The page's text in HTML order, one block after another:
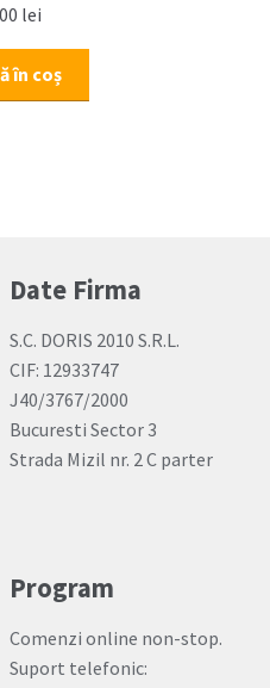
lei
în coș
Date Firma
S.C. DORIS 2010 S.R.L.
CIF: 12933747
J40/3767/2000
Bucuresti Sector 3
Strada Mizil nr. 2 C parter
Program
Comenzi online non-stop.
Suport telefonic: